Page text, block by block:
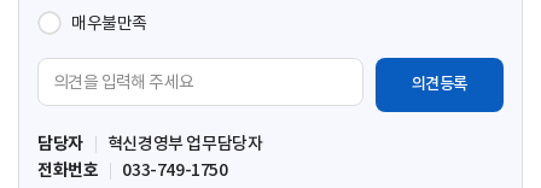
매우불만족
견
입
력
담당자
혁신경영부 업무담당자
전화번호
033-749-1750